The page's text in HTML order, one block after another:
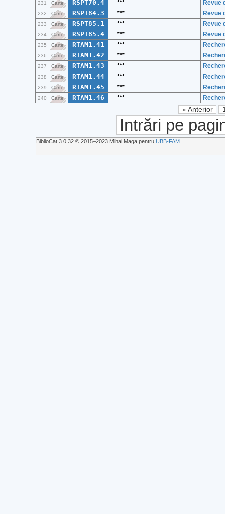
231 Carte RSPT70.4 *** Revue
232 Carte RSPT84.3 *** Revue
233 Carte RSPT85.1 *** Revue
234 Carte RSPT85.4 *** Revue
235 Carte RTAM1.41 ***
236 Carte RTAM1.42 ***
237 Carte RTAM1.43 ***
238 Carte RTAM1.44 ***
239 Carte RTAM1.45 ***
240 Carte RTAM1.46 ***
« Anterior
Intrări pe
BiblioCat 3.0.32 © 2015‒2023 Mihai Maga pentru UBB-FAM